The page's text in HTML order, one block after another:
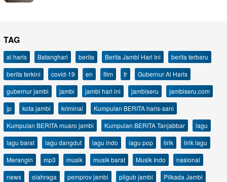
TAG
al haris Batanghari berita Berita Jambi Hari Ini
berita terbaru
berita terkini
covid-19 en film fr
Gubernur Al Haris
gubernur jambi
jambi jambi hari ini jambiseru
jambiseru.com
jp
kota jambi kriminal
Kumpulan BERITA haris-sani
Kumpulan BERITA muaro jambi
Kumpulan BERITA Tanjabbar
lagu
lagu barat
lagu dangdut lagu indo lagu pop lirik
lirik lagu
Merangin
mp3 musik musik barat Musik Indo
nasional
news
olahraga pemprov jambi pilgub jambi
Pilkada Jambi